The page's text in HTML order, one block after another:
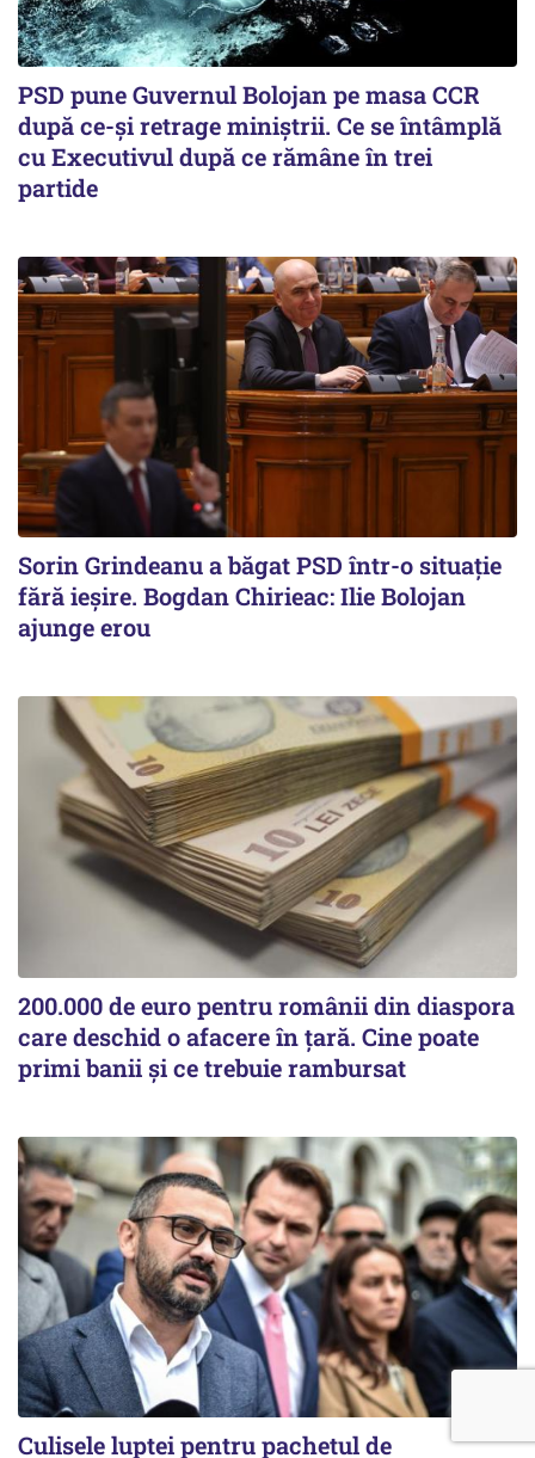
PSD pune Guvernul Bolojan pe masa CCR
după ce-și retrage miniștrii. Ce se întâmplă
cu Executivul după ce rămâne în trei
partide
Sorin Grindeanu a băgat PSD într-o situație
fără ieșire. Bogdan Chirieac: Ilie Bolojan
ajunge erou
200.000 de euro pentru românii din diaspora
care deschid o afacere în țară. Cine poate
primi banii și ce trebuie rambursat
Culisele luptei pentru pachetul de